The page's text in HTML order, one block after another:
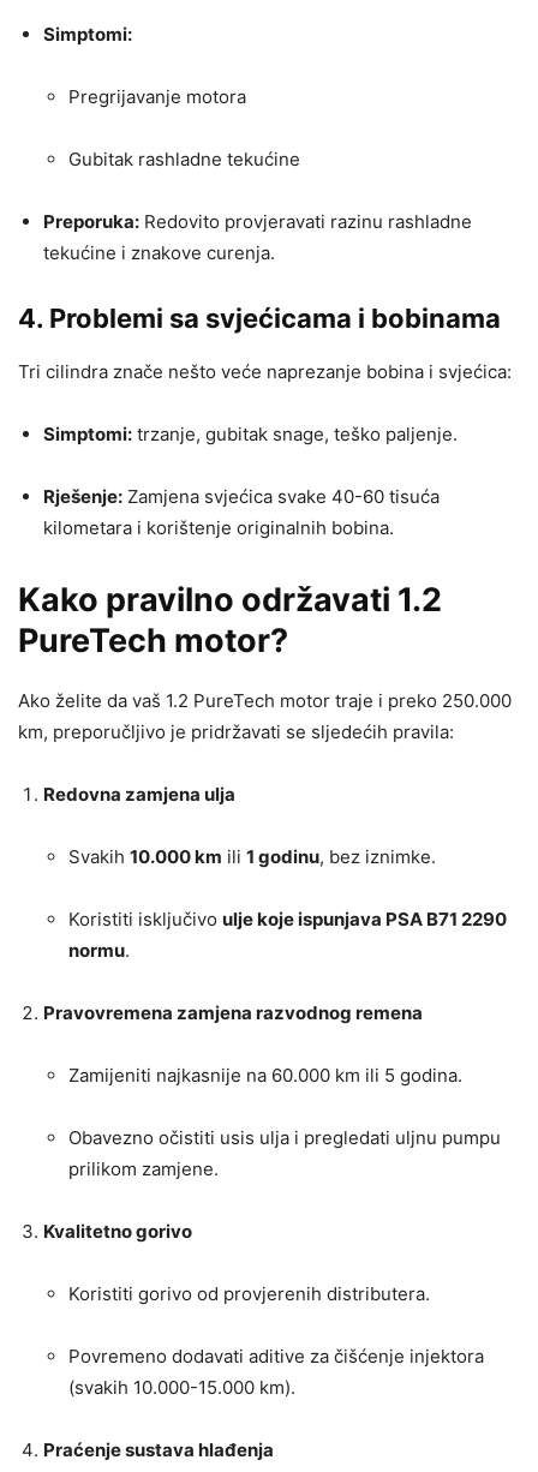
Simptomi:
Pregrijavanje motora
Gubitak rashladne tekućine
Preporuka: Redovito provjeravati razinu rashladne
tekućine i znakove curenja.
4. Problemi sa svjećicama i bobinama
Tri cilindra znače nešto veće naprezanje bobina i svjećica:
Simptomi: trzanje, gubitak snage, teško paljenje.
Rješenje: Zamjena svjećica svake 40-60 tisuća
kilometara i korištenje originalnih bobina.
Kako pravilno održavati 1.2
PureTech motor?
Ako želite da vaš 1.2 PureTech motor traje i preko 250.000
km, preporučljivo je pridržavati se sljedećih pravila:
Redovna zamjena ulja
Svakih 10.000 km ili 1 godinu, bez iznimke.
Koristiti isključivo ulje koje ispunjava PSA B71 2290
normu.
Pravovremena zamjena razvodnog remena
Zamijeniti najkasnije na 60.000 km ili 5 godina.
Obavezno očistiti usis ulja i pregledati uljnu pumpu
prilikom zamjene.
Kvalitetno gorivo
Koristiti gorivo od provjerenih distributera.
Povremeno dodavati aditive za čišćenje injektora
(svakih 10.000-15.000 km).
Praćenje sustava hlađenja